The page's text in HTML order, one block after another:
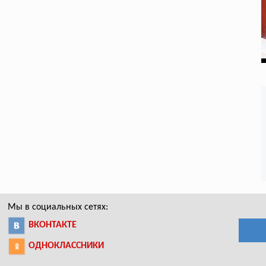
Мы в социальных сетях:
ВКОНТАКТЕ
ОДНОКЛАССНИКИ